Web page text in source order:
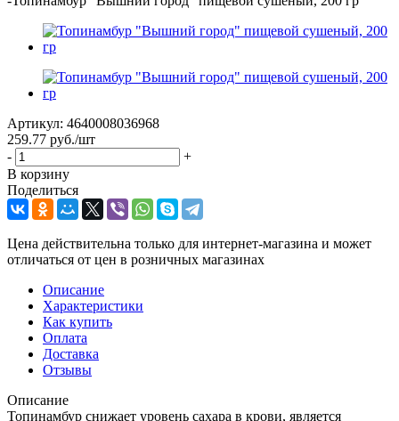
Артикул: 4640008036968
259.77 руб./шт
-
+
В корзину
Поделиться
Цена действительна только для интернет-магазина и может
отличаться от цен в розничных магазинах
Описание
Характеристики
Как купить
Оплата
Доставка
Отзывы
Описание
Топинамбур снижает уровень сахара в крови, является